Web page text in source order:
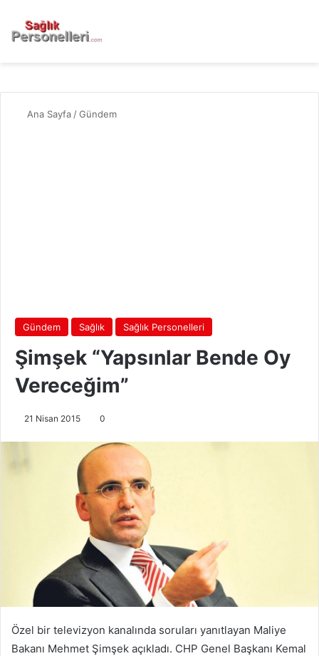
Ana Sayfa /Gündem
Gündem Sağlık Sağlık Personelleri
Şimşek “Yapsınlar Bende Oy
Vereceğim”
21 Nisan 2015 0
Özel bir televizyon kanalında soruları yanıtlayan Maliye
Bakanı Mehmet Şimşek açıkladı. CHP Genel Başkanı Kemal